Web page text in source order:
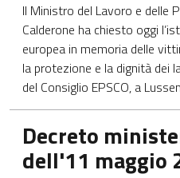
Il Ministro del Lavoro e delle
Calderone ha chiesto oggi
europea in memoria delle
la protezione e la dignità dei
del Consiglio EPSCO, a
Decreto
dell'11 maggio